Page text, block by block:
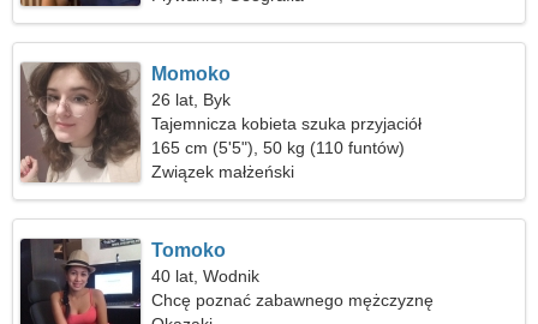
Momoko
26 lat, Byk
Tajemnicza kobieta szuka przyjaciół
165 cm (5'5"), 50 kg (110 funtów)
Związek małżeński
Tomoko
40 lat, Wodnik
Chcę poznać zabawnego mężczyznę